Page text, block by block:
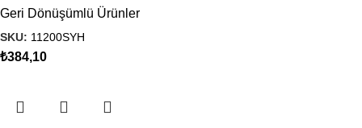
Geri Dönüşümlü Ürünler
SKU: 11200SYH
₺384,10